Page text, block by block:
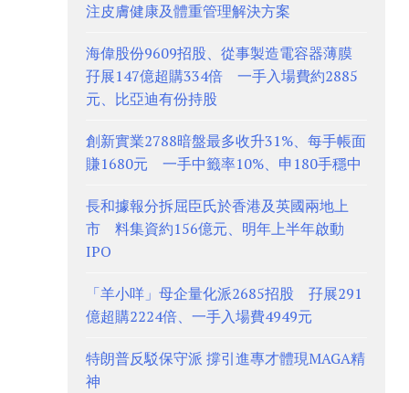
注皮膚健康及體重管理解決方案
海偉股份9609招股、從事製造電容器薄膜
孖展147億超購334倍 一手入場費約2885
元、比亞迪有份持股
創新實業2788暗盤最多收升31%、每手帳面
賺1680元 一手中籤率10%、申180手穩中
長和據報分拆屈臣氏於香港及英國兩地上
市 料集資約156億元、明年上半年啟動
IPO
「羊小咩」母企量化派2685招股 孖展291
億超購2224倍、一手入場費4949元
特朗普反駁保守派 撐引進專才體現MAGA精
神